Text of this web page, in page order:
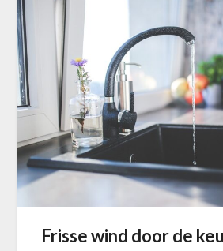
Frisse wind door de